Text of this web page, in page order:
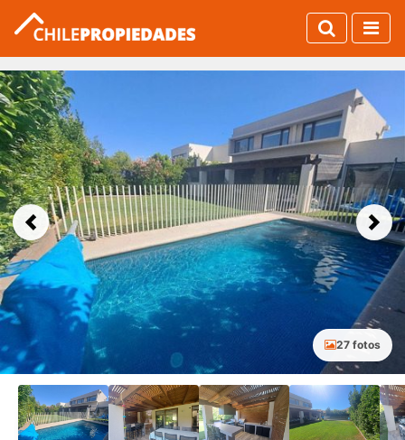
Previous Next
27 fotos